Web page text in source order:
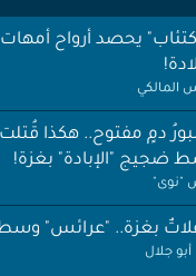
يحصد أرواح
المالكي
دمٍ مفتوح.. هكذا
ضجيج "الإبادة" بغزة!
"نوى"
بغزة.. "عرائس" وسط
جلال